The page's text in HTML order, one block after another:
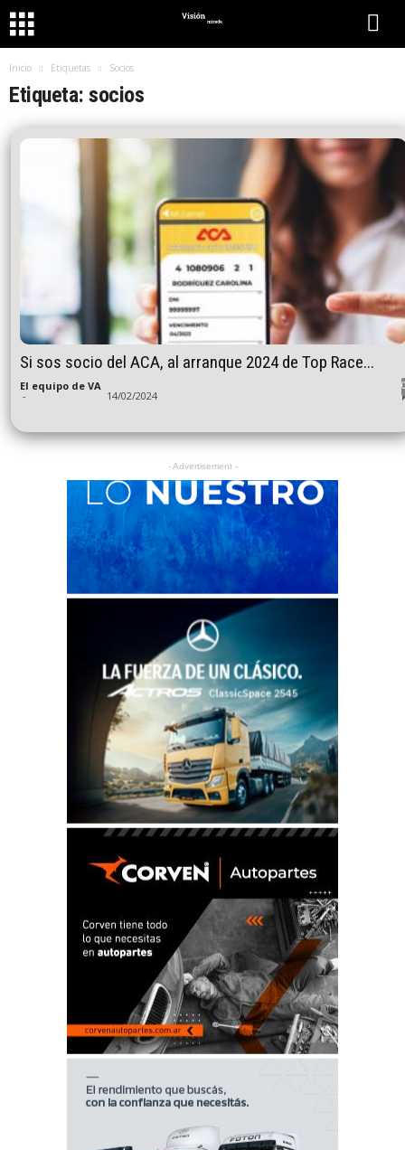
Inicio Etiquetas Socios
Etiqueta: socios
Si sos socio del ACA, al arranque 2024 de Top Race...
El equipo de VA
- 14/02/2024
- Advertisement -